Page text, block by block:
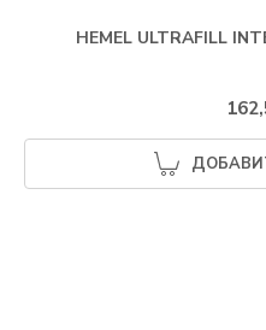
HEMEL ULTRAFILL